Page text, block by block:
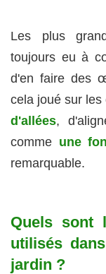
Les plus
toujours eu à
d'en faire des
cela joué sur les
d'allées,
comme une
remarquable.
Quels sont
utilisés
jardin ?